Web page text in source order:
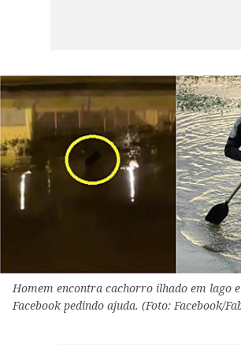
Homem encontra cachorro ilhado em lago
Facebook pedindo ajuda. (Foto: Facebook/